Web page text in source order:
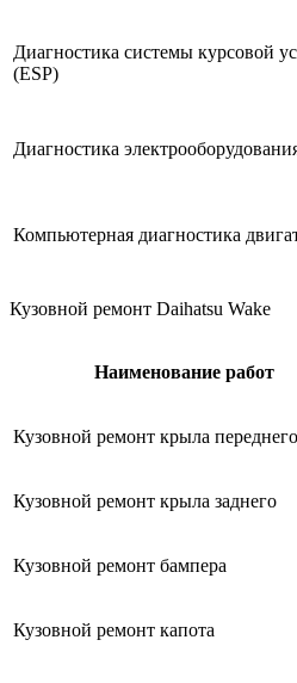
Диагностика системы курсовой
(ESP)
Диагностика
Компьютерная диагностика
Кузовной ремонт Daihatsu Wake
Наименование работ
Кузовной ремонт крыла переднего
Кузовной ремонт крыла заднего
Кузовной ремонт бампера
Кузовной ремонт капота